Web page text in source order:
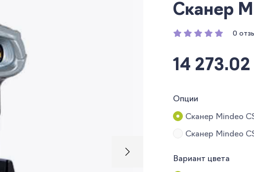
Сканер
0
14 273.02
Опции
Сканер Mindeo
Сканер Mindeo
Вариант цвета